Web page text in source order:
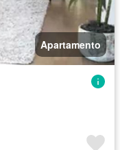
Apartamento